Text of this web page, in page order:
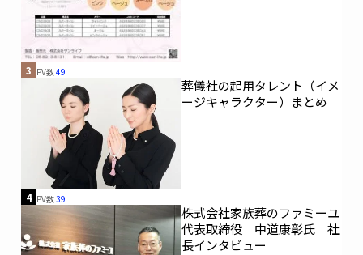
3 PV数49
葬儀社の起用タレント（イメ
ージキャラクター）まとめ
4 PV数39
株式会社家族葬のファミーユ
代表取締役 中道康彰氏 社
長インタビュー